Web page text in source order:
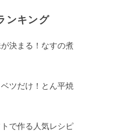
ンキング
決まる！なすの煮
ツだけ！とん平焼
で作る人気レシピ